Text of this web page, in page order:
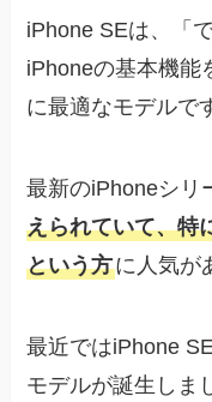
iPhone SEは、「
iPhoneの基本機能
に最適なモデルで
最新のiPhoneシリ
えられていて、特
という方に人気が
最近ではiPhone
モデルが誕生しま